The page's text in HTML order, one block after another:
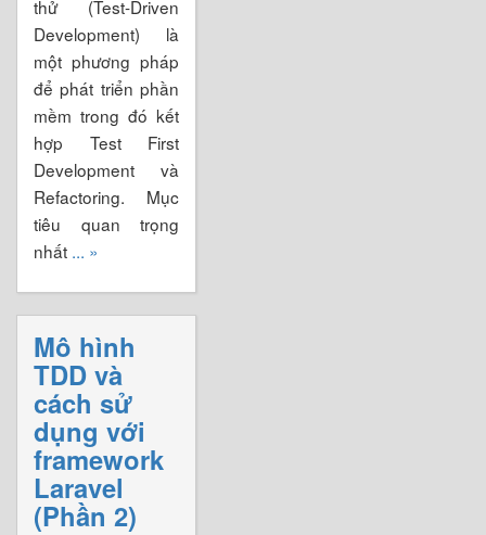
thử (Test-Driven
Development) là
một phương pháp
để phát triển phần
mềm trong đó kết
hợp Test First
Development và
Refactoring. Mục
tiêu quan trọng
nhất ... »
Mô hình
TDD và
cách sử
dụng với
framework
Laravel
(Phần 2)